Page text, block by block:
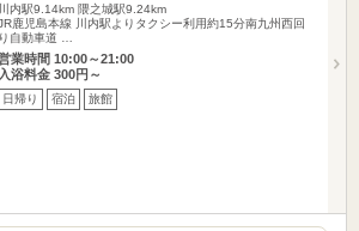
川内駅9.14km 隈之城駅9.24km
鹿児島本線 川内駅よりタクシー利用約15分南九州西回
り自動車道 …
業時間 10:00～21:00
入浴料金 300円～
日帰り 宿泊 旅館